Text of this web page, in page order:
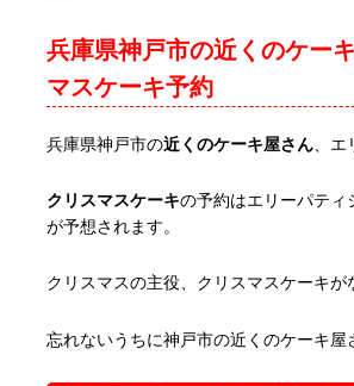
兵庫県神戸市の近くのケー
マスケーキ予約
兵庫県神戸市の近くのケーキ屋さん 、
クリスマスケーキの予約はエリーパティ
が予想されます。
クリスマスの主役、クリスマスケーキ
忘れないうちに神戸市の近くのケーキ屋